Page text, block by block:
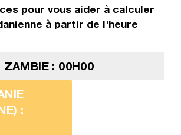
pour vous aider à calculer
à partir de l'heure
ZAMBIE : 00H00
: